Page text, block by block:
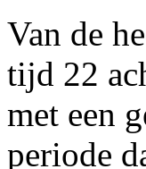
Van de
tijd 22
met een
periode